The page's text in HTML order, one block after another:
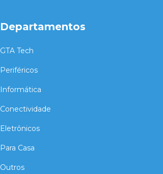
Departamentos
GTA Tech
Periféricos
Informática
Conectividade
Eletrônicos
Para Casa
Outros